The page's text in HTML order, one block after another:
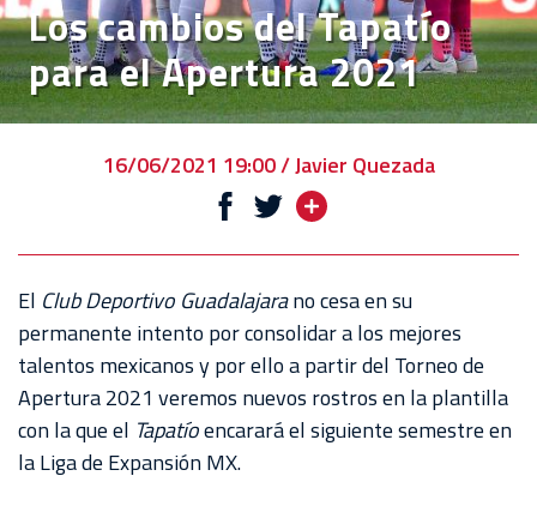
EVENTOS
DEPORTIVOS
REBAÑO
CHIVASTV
ESTADIO
AKRON
TOUR
ESTADIO
Los cambios del Tapatío
para el Apertura 2021
16/06/2021 19:00 / Javier Quezada
El Club Deportivo Guadalajarano cesa en su
permanente intento por consolidar a los mejores
talentos mexicanos y por ello a partir del Torneo de
Apertura 2021 veremos nuevos rostros en la plantilla
con la que el Tapatíoencarará el siguiente semestre en
la Liga de Expansión MX.